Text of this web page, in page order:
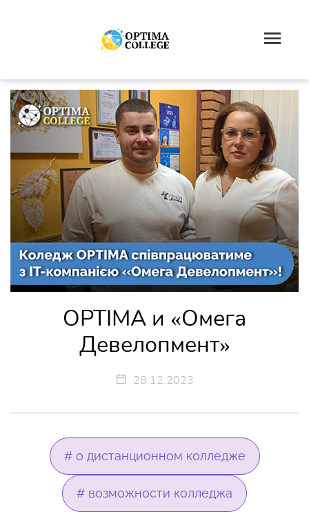
OPTIMA и «Омега
Девелопмент»
28.12.2023
# о дистанционном колледже
# возможности колледжа